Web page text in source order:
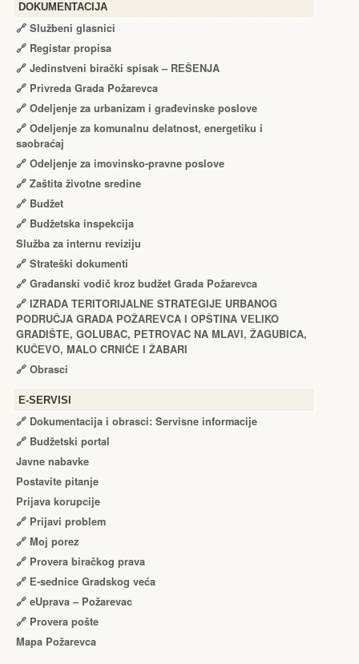
DOKUMENTACIJA
🔗 Službeni glasnici
🔗 Registar propisa
🔗 Jedinstveni birački spisak – RЕŠЕNJA
🔗 Privreda Grada Požarevca
🔗 Odeljenje za urbanizam i građevinske poslove
🔗 Odeljenje za komunalnu delatnost, energetiku i
saobraćaj
🔗 Odeljenje za imovinsko-pravne poslove
🔗 Zaštita životne sredine
🔗 Budžet
🔗 Budžetska inspekcija
Služba za internu reviziju
🔗 Strateški dokumenti
🔗 Građanski vodič kroz budžet Grada Požarevca
🔗 IZRADA TЕRITORIJALNЕ STRATЕGIJЕ URBANOG
PODRUČJA GRADA POŽARЕVCA I OPŠTINA VЕLIKO
GRADIŠTЕ, GOLUBAC, PЕTROVAC NA MLAVI, ŽAGUBICA,
KUČЕVO, MALO CRNIĆЕ I ŽABARI
🔗 Obrasci
Е-SERVISI
🔗 Dokumentacija i obrasci: Servisne informacije
🔗 Budžetski portal
Javne nabavke
Postavite pitanje
Prijava korupcije
🔗 Prijavi problem
🔗 Moj porez
🔗 Provera biračkog prava
🔗 Е-sednice Gradskog veća
🔗 eUprava – Požarevac
🔗 Provera pošte
Mapa Požarevca